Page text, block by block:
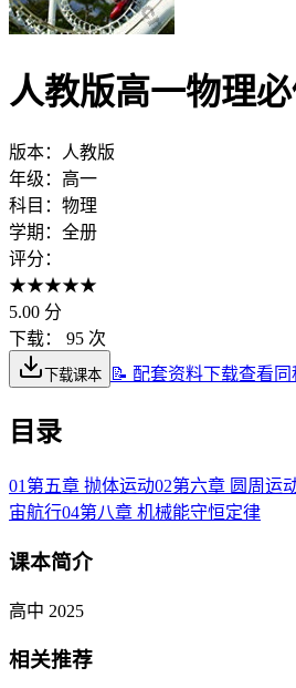
人教版高一物理
版本：
人教版
年级： 高一
科目： 物理
学期： 全册
评分：
★★★★★
5.00 分
下载：
95 次
下载课本 📝 配套资料下载查看同
目录
01 第五章 抛体运动02第六章 圆周运
宙航行04第八章 机械能守恒定律
课本简介
高中 2025
相关推荐